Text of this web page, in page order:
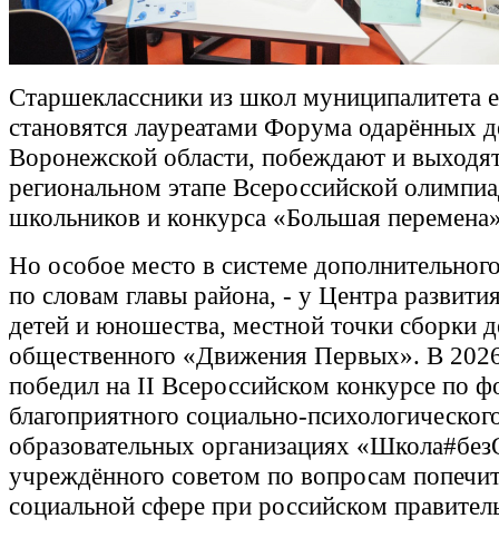
Старшеклассники из школ муниципалитета
становятся лауреатами Форума одарённых
Воронежской области, побеждают и
региональном этапе Всероссийской
школьников и конкурса «Большая
Но особое место в системе
по словам главы района, - у Центра
детей и юношества, местной точки сборки
общественного «Движения Первых». В
победил на II Всероссийском конкурсе по
благоприятного социально-
образовательных организациях
учреждённого советом по вопросам
социальной сфере при российском